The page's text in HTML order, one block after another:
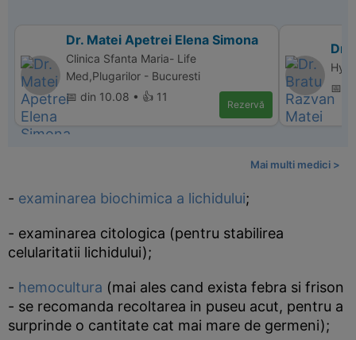
Dr. Matei Apetrei Elena Simona
Clinica Sfanta Maria- Life
Med,Plugarilor - Bucuresti
📅 din 10.08 • 👍 11
Rezervă
Dr.
📅
Mai multi medici >
- examinarea biochimica a lichidului;
- examinarea citologica (pentru stabilirea
celularitatii lichidului);
- hemocultura (mai ales cand exista febra si frison
- se recomanda recoltarea in puseu acut, pentru a
surprinde o cantitate cat mai mare de germeni);